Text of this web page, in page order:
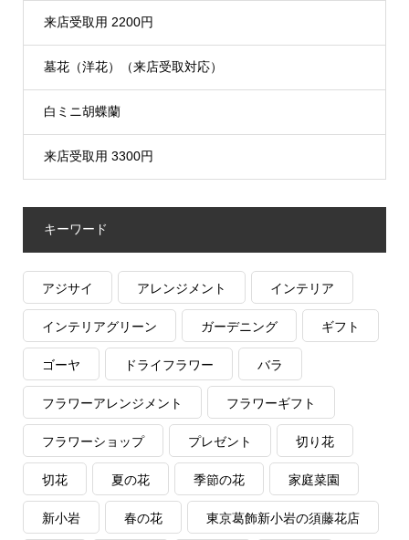
来店受取用 2200円
墓花（洋花）（来店受取対応）
白ミニ胡蝶蘭
来店受取用 3300円
キーワード
アジサイ アレンジメント インテリア
インテリアグリーン ガーデニング ギフト
ゴーヤ ドライフラワー バラ
フラワーアレンジメント フラワーギフト
フラワーショップ プレゼント 切り花
切花 夏の花 季節の花 家庭菜園
新小岩 春の花 東京葛飾新小岩の須藤花店